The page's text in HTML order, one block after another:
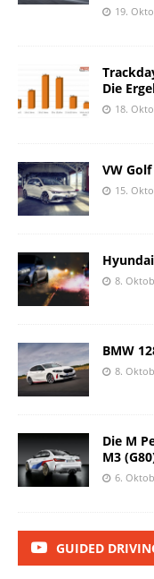
19.
Die
18.
VW
15.
8.
BMW
8.
Die M
M3
6.
GUIDED